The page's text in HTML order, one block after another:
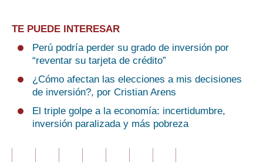
TE PUEDE INTERESAR
Perú podría perder su grado de inversión por
“reventar su tarjeta de crédito”
¿Cómo afectan las elecciones a mis decisiones
de inversión?, por Cristian Arens
El triple golpe a la economía: incertidumbre,
inversión paralizada y más pobreza